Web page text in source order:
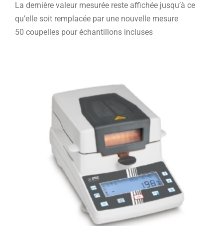
La dernière valeur mesurée reste affichée jusqu’à ce
qu’elle soit remplacée par une nouvelle mesure
50 coupelles pour échantillons incluses